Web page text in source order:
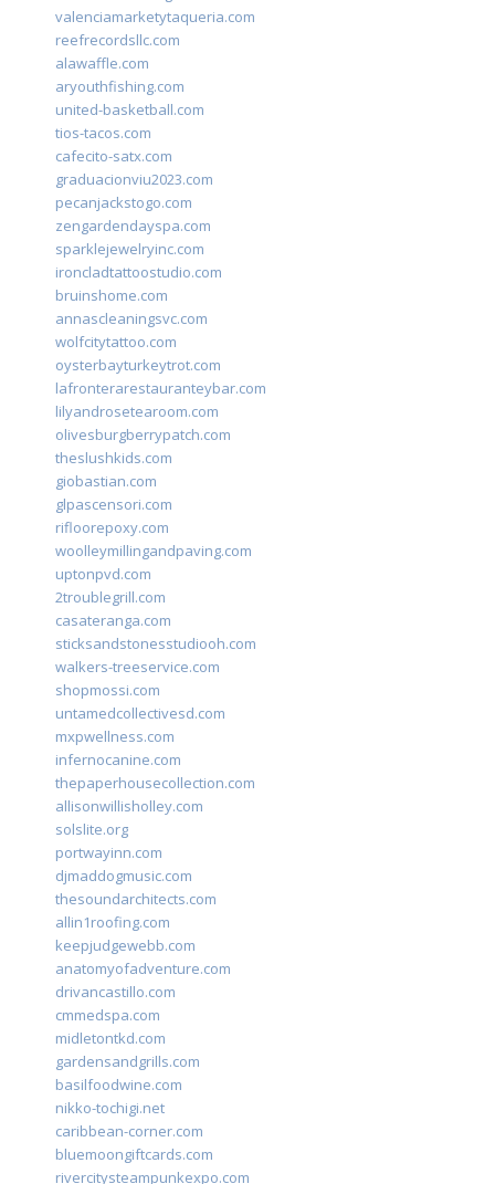
valenciamarketytaqueria.com
reefrecordsllc.com
alawaffle.com
aryouthfishing.com
united-basketball.com
tios-tacos.com
cafecito-satx.com
graduacionviu2023.com
pecanjackstogo.com
zengardendayspa.com
sparklejewelryinc.com
ironcladtattoostudio.com
bruinshome.com
annascleaningsvc.com
wolfcitytattoo.com
oysterbayturkeytrot.com
lafronterarestauranteybar.com
lilyandrosetearoom.com
olivesburgberrypatch.com
theslushkids.com
giobastian.com
glpascensori.com
rifloorepoxy.com
woolleymillingandpaving.com
uptonpvd.com
2troublegrill.com
casateranga.com
sticksandstonesstudiooh.com
walkers-treeservice.com
shopmossi.com
untamedcollectivesd.com
mxpwellness.com
infernocanine.com
thepaperhousecollection.com
allisonwillisholley.com
solslite.org
portwayinn.com
djmaddogmusic.com
thesoundarchitects.com
allin1roofing.com
keepjudgewebb.com
anatomyofadventure.com
drivancastillo.com
cmmedspa.com
midletontkd.com
gardensandgrills.com
basilfoodwine.com
nikko-tochigi.net
caribbean-corner.com
bluemoongiftcards.com
rivercitysteampunkexpo.com